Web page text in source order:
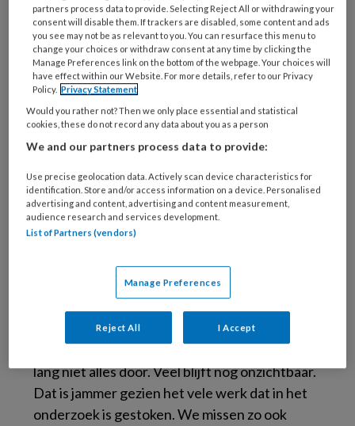
goed te overwegen wat de kern van het
verhaal is. Dat maakt een tekst natuurlijk wel
beter toegankelijk. En dat is ook precies de
bedoeling.
Publicaties in TBV
door de aanwijzingen van de begeleider ook
van goede kwaliteit is. De hoop was dat de
conceptartikelen van de aios gemakkelijker
hun weg zouden vinden naar publicatie in TBV
dan eerder het geval was met de scripties. De
inkorting daarvan tot de lengte en het format
van een artikel vroeg zoveel inspanning dat
menigeen hier geen trek in had. We zien nu
inderdaad meer artikelen in TBV verschijnen
gebaseerd op onderzoek van aios. Toch komt
lang niet alles door. Veel blijft nog onzichtbaar.
Dat is jammer gezien het vele werk dat in het
onderzoek is gestoken. We missen zo ook
partners process data to provide. Selecting Reject All or withdrawing your
consent will disable them. If trackers are disabled, some content and ads
you see may not be as relevant to you. You can resurface this menu to
change your choices or withdraw consent at any time by clicking the
Manage Preferences link on the bottom of the webpage. Your choices will
have effect within our Website. For more details, refer to our Privacy
Policy. Privacy Statement
Would you rather not? Then we only place essential and statistical
cookies, these do not record any data about you as a person
We and our partners process data to provide:
Use precise geolocation data. Actively scan device characteristics for
identification. Store and/or access information on a device. Personalised
advertising and content, advertising and content measurement,
audience research and services development.
List of Partners (vendors)
Manage Preferences
Reject All I Accept